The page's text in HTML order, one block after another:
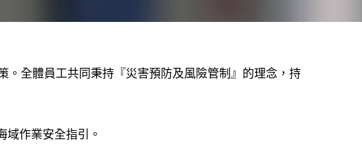
。全體員工共同秉持『災害預防及風險管制』的理念，持
域作業安全指引。